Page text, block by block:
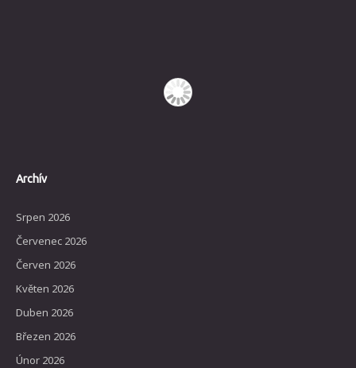
Archív
Srpen 2026
Červenec 2026
Červen 2026
Květen 2026
Duben 2026
Březen 2026
Únor 2026